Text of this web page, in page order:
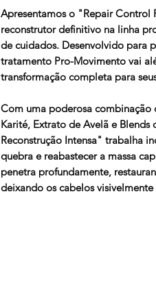
Apresentamos o "Repair Control
reconstrutor definitivo na linha
de cuidados. Desenvolvido para
tratamento Pro-Movimento vai
transformação completa para
Com uma poderosa
Karité, Extrato de Avelã e
Reconstrução Intensa" trabalha
quebra e reabastecer a massa
penetra profundamente,
deixando os cabelos